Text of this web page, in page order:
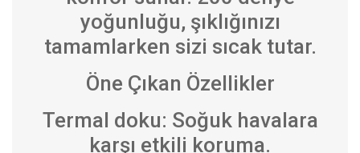
yoğunluğu, şıklığınızı
tamamlarken sizi sıcak tutar.
Öne Çıkan Özellikler
Termal doku: Soğuk havalara
karşı etkili koruma.